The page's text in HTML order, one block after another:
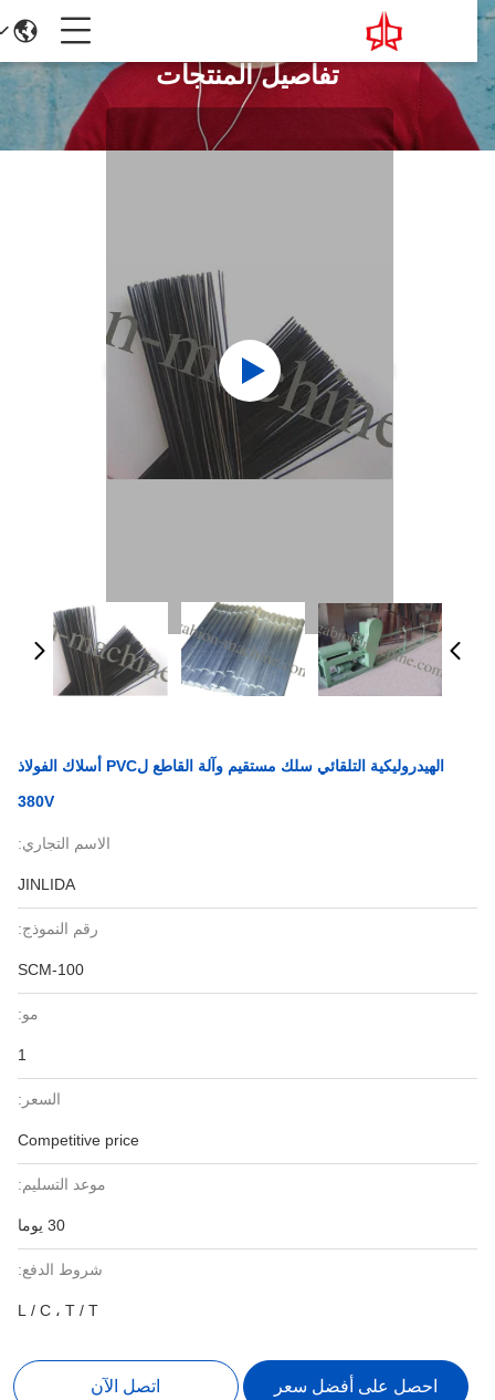
تفاصيل المنتجات
الهيدروليكية التلقائي سلك مستقيم وآلة القاطع لPVC أسلاك الفولاذ
380V
الاسم التجاري:
JINLIDA
رقم النموذج:
SCM-100
مو:
السعر:
Competitive price
موعد التسليم:
30 يوما
شروط الدفع:
L / C ، T / T
احصل على أفضل سعر اتصل الآن